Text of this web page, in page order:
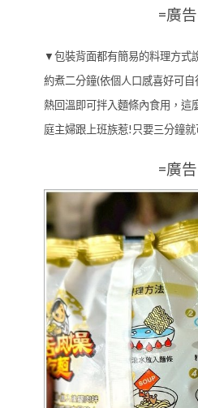
=廣
▼包裝背面都有簡易的料理方式
約煮二分鐘(依個人口感喜好可
熱回溫即可拌入麵條內食用，這
庭主婦跟上班族惹!只要三分鐘
=廣